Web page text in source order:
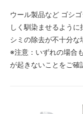
ウール製品など ゴシ
しく馴染ませるように
シミの除去が不十分な
※注意：いずれの場合
が起きないことをご確